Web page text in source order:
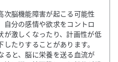
次脳機能障害が起こる可能性
自分の感情や欲求をコントロ
が激しくなったり、計画性が低
たりすることがあります。
ると、脳に栄養を送る血流が